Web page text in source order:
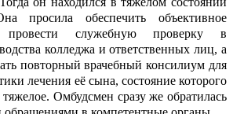
просила обеспечить объективное
провести служебную проверку в
колледжа и ответственных лиц, а
повторный врачебный консилиум для
лечения её сына, состояние которого
Омбудсмен сразу же обратилась